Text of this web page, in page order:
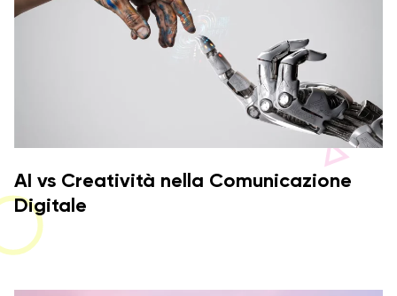
AI vs Creatività nella Comunicazione
Digitale